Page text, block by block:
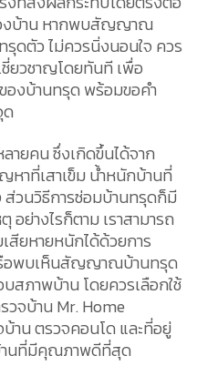
องบ้าน หากพบสัญญาณ
ดตัว ไม่ควรนิ่งนอนใจ ควร
ยวชาญโดยทันที เพื่อ
องบ้านทรุด พร้อมขอคำ
ด
ายคน ซึ่งเกิดขึ้นได้จาก
หาที่เสาเข็ม น้ำหนักบ้านที่
วนวิธีการซ่อมบ้านทรุดก็มี
อย่างไรก็ตาม เราสามารถ
สียหายหนักได้ด้วยการ
รือพบเห็นสัญญาณบ้านทรุด
สภาพบ้าน โดยควรเลือกใช้
วจบ้าน Mr. Home
าน ตรวจคอนโด และที่อยู่
านที่มีคุณภาพดีที่สุด